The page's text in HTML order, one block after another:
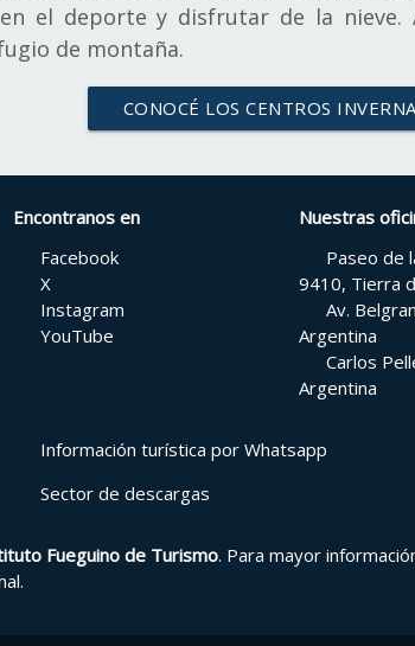
el deporte y disfrutar de la nieve.
de montaña.
CONOCÉ LOS CENTROS
Encontranos en
Facebook
X
Instagram
YouTube
Nuestras
Paseo de
9410, Tierra
Av.
Argentina
Carlos
Argentina
Información turística por Whatsapp
Sector de descargas
Fueguino de Turismo. Para mayor
.